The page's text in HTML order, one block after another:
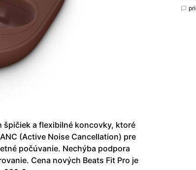
a flexibilné koncovky, ktoré
(Active Noise Cancellation) pre
počúvanie. Nechýba podpora
Cena nových Beats Fit Pro je